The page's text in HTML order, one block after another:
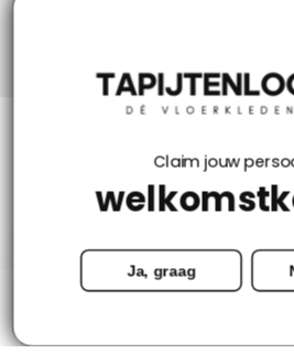
Mijn account
Categorieën
Contact
Claim jouw
Ja, graag